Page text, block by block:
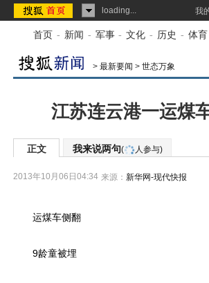
loading... 我
首页 - 新闻 - 军事 - 文化 - 历史 - 体育
> 最新要闻 > 世态万象
江苏连云港一运煤
正文 我来说两句( 人参与)
2013年10月06日04:34 来源： 新华网-现代快报
运煤车侧翻
9龄童被埋